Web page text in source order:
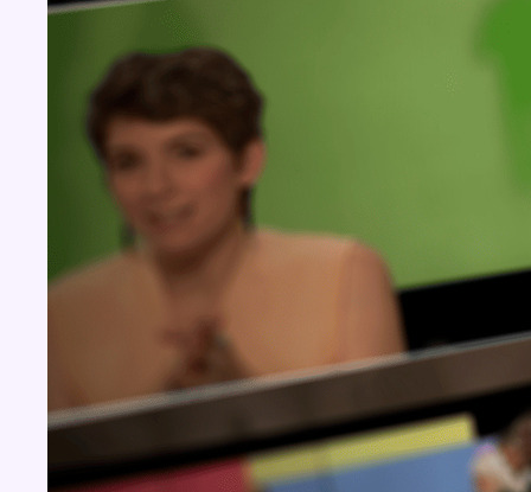
Aucun concours pour le moment